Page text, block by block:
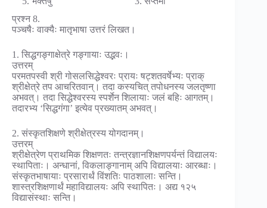
प्रश्न 8.
पञ्चषैः वाक्यैः मातृभाषा उत्तरं लिखत।
1. सिद्धगङ्गाक्षेत्रे गङ्गायाः उद्भवः।
उत्तरम्
परमतपस्वी श्री गोसलसिद्धेश्वरः प्रायः षट्शतवर्षेभ्यः प्राक्
श्रीक्षेत्रे तप आचरितवान्। तदा कस्यचित् तपोधनस्य जलतृष्णा
अभवत्। तदा सिद्धेश्वरस्य स्पर्शेन शिलायाः जलं बहिः आगतम्।
तदारभ्य ‘सिद्धगंगा’ इत्येव प्रख्यातम् अभवत्।
2. संस्कृतशिक्षणे श्रीक्षेत्रस्य योगदानम्।
उत्तरम्
श्रीक्षेत्रेण प्राथमिक शिक्षणतः तन्त्रज्ञानशिक्षणपर्यन्तं विद्यालयः
स्थापिताः। अन्धानां, विकलाङ्गानाम् अपि विद्यालयाः आरब्धाः।
संस्कृतभाषायाः प्रसारार्थं विंशतिः पाठशालाः सन्ति।
शास्त्रशिक्षणार्थं महाविद्यालयः अपि स्थापितः। अद्य १२५
विद्यासंस्थाः सन्ति।